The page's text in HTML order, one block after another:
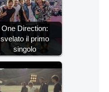
One Direction:
svelato il primo
singolo